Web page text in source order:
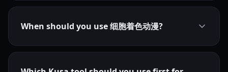
When should you use 细胞着色动漫?